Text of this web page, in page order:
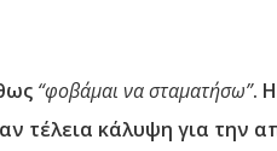
“φοβάμαι να σταματήσω”.
τέλεια κάλυψη για την